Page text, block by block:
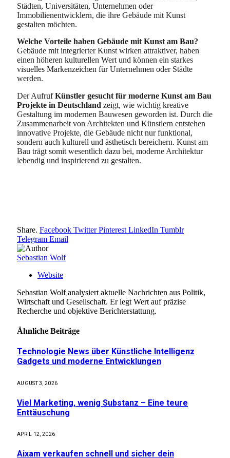
Städten, Universitäten, Unternehmen oder
Immobilienentwicklern, die ihre Gebäude mit Kunst
gestalten möchten.
Welche Vorteile haben Gebäude mit Kunst am Bau?
Gebäude mit integrierter Kunst wirken attraktiver, haben
einen höheren kulturellen Wert und können ein starkes
visuelles Markenzeichen für Unternehmen oder Städte
werden.
Der AufrufKünstler gesucht für moderne Kunst am Bau
Projekte in Deutschland zeigt, wie wichtig kreative
Gestaltung im modernen Bauwesen geworden ist. Durch die
Zusammenarbeit von Architekten und Künstlern entstehen
innovative Projekte, die Gebäude nicht nur funktional,
sondern auch kulturell und ästhetisch bereichern. Kunst am
Bau trägt somit wesentlich dazu bei, moderne Architektur
lebendig und inspirierend zu gestalten.
Share. Facebook Twitter Pinterest LinkedIn Tumblr
Telegram Email
Sebastian Wolf
Website
Sebastian Wolf analysiert aktuelle Nachrichten aus Politik,
Wirtschaft und Gesellschaft. Er legt Wert auf präzise
Recherche und objektive Berichterstattung.
Ähnliche Beiträge
Technologie News über Künstliche Intelligenz
Gadgets und moderne Entwicklungen
AUGUST 3, 2026
Viel Marketing, wenig Substanz – Eine teure
Enttäuschung
APRIL 12, 2026
Aixam verkaufen schnell und sicher dein